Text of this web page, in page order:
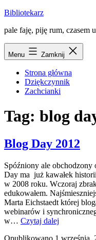
Przejdź
treści
Bibliotekarz
pale faję, piję rum, czasem
Menu Zamknij
Strona główna
Dziękczynnik
Zachcianki
Tag: blog
Blog Day 2012
Spóźniony ale
Day ma już kawałek
w 2008 roku. Wczoraj
edukowałem.
Marta Eichstaedt której
webinarów i
w… Czytaj dalej
Opublikowano 1 września,